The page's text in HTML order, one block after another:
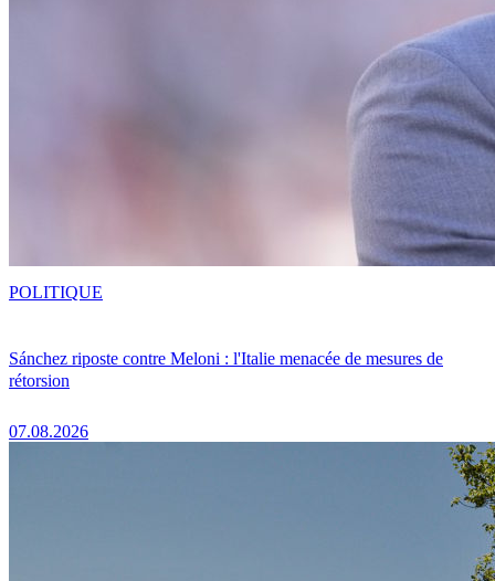
Sánchez riposte contre Meloni : l'Italie menacée de mesures de
rétorsion
07.08.2026
POLITIQUE